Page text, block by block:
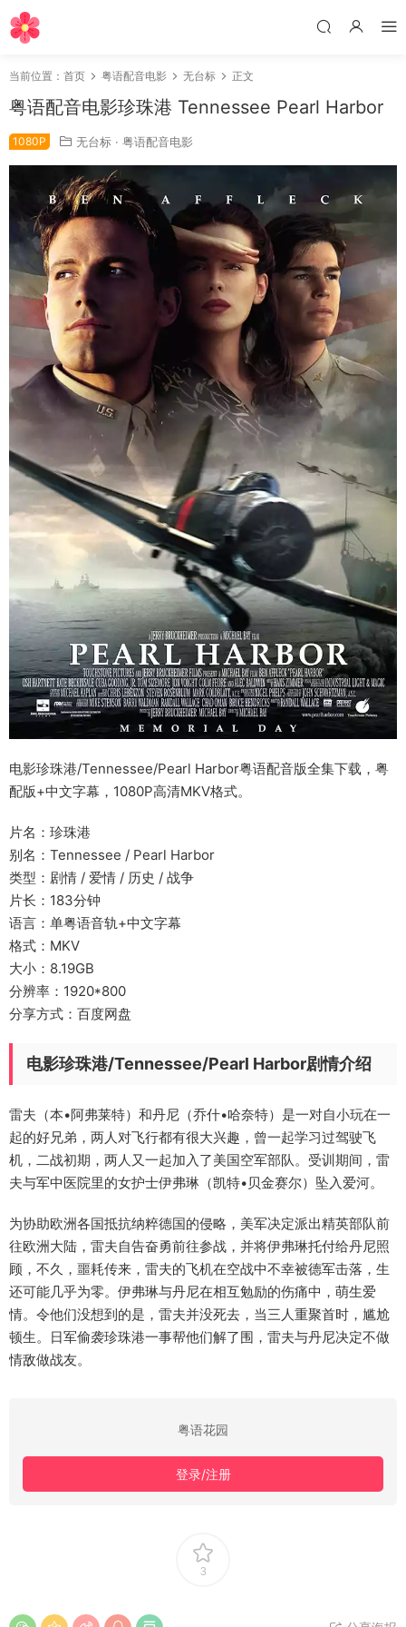
当前位置： 首页 粤语配音电影 无台标 正文
粤语配音电影珍珠港 Tennessee Pearl Harbor
1080P 无台标 · 粤语配音电影
电影珍珠港/Tennessee/Pearl Harbor粤语配音版全集下载，粤
配版+中文字幕，1080P高清MKV格式。
片名：珍珠港
别名：Tennessee / Pearl Harbor
类型：剧情 / 爱情 / 历史 / 战争
片长：183分钟
语言：单粤语音轨+中文字幕
格式：MKV
大小：8.19GB
分辨率：1920*800
分享方式：百度网盘
电影珍珠港/Tennessee/Pearl Harbor剧情介绍
雷夫（本•阿弗莱特）和丹尼（乔什•哈奈特）是一对自小玩在一
起的好兄弟，两人对飞行都有很大兴趣，曾一起学习过驾驶飞
机，二战初期，两人又一起加入了美国空军部队。受训期间，雷
夫与军中医院里的女护士伊弗琳（凯特•贝金赛尔）坠入爱河。
为协助欧洲各国抵抗纳粹德国的侵略，美军决定派出精英部队前
往欧洲大陆，雷夫自告奋勇前往参战，并将伊弗琳托付给丹尼照
顾，不久，噩耗传来，雷夫的飞机在空战中不幸被德军击落，生
还可能几乎为零。伊弗琳与丹尼在相互勉励的伤痛中，萌生爱
情。令他们没想到的是，雷夫并没死去，当三人重聚首时，尴尬
顿生。日军偷袭珍珠港一事帮他们解了围，雷夫与丹尼决定不做
情敌做战友。
粤语花园
登录/注册
3